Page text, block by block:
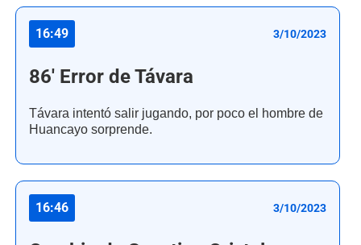
16:49 3/10/2023
86' Error de Távara
Távara intentó salir jugando, por poco el hombre de
Huancayo sorprende.
16:46 3/10/2023